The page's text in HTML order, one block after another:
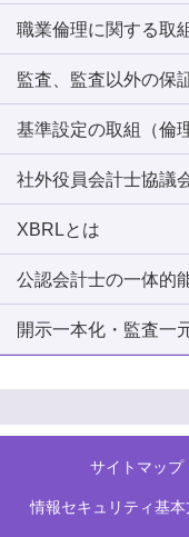
職業倫理に関する取
監査、監査以外の保
基準設定の取組（倫
社外役員会計士協議
XBRLとは
公認会計士の一体的
開示一本化・監査一
サイトマップ
情報セキュリティ基本